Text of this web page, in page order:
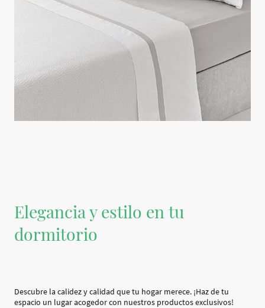
Elegancia y estilo en tu
dormitorio
Descubre la calidez y calidad que tu hogar merece. ¡Haz de tu
espacio un lugar acogedor con nuestros productos exclusivos!